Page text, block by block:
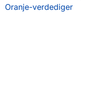
Oranje-verdediger